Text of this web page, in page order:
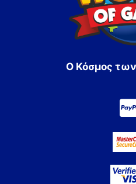
Ο Κόσμος των